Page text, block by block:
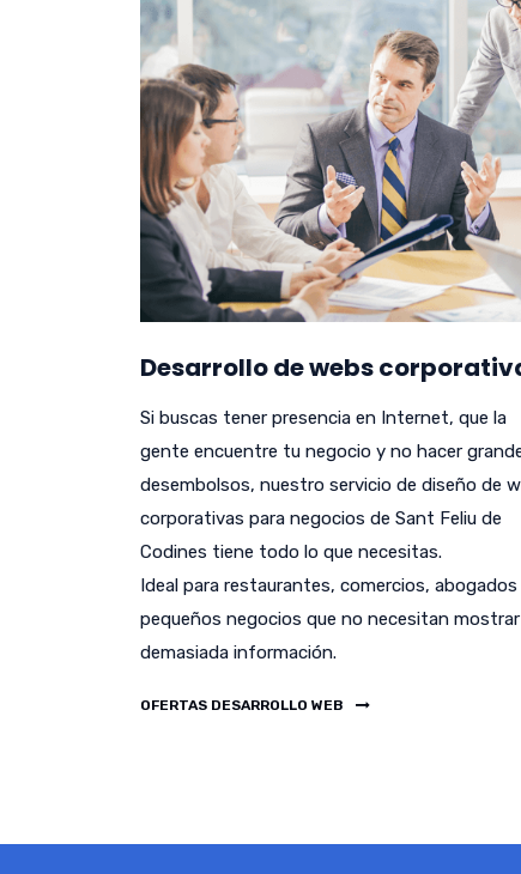
Desarrollo de webs
Si buscas tener presencia en Internet, que la
gente encuentre tu negocio y no hacer
desembolsos, nuestro servicio de diseño de
corporativas para negocios de Sant Feliu de
Codines tiene todo lo que necesitas.
Ideal para restaurantes, comercios, abogados
pequeños negocios que no necesitan mostrar
demasiada información.
OFERTAS DESARROLLO WEB